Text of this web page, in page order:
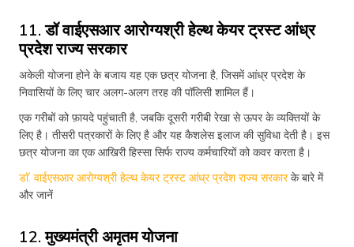
11. डॉ वाईएसआर आरोग्यश्री हेल्थ केयर ट्रस्ट आंध्र
प्रदेश राज्य सरकार
अकेली योजना होने के बजाय यह एक छत्र योजना है, जिसमें आंध्र प्रदेश के
निवासियों के लिए चार अलग-अलग तरह की पॉलिसी शामिल हैं।
एक गरीबों को फ़ायदे पहुंचाती है, जबकि दूसरी गरीबी रेखा से ऊपर के व्यक्तियों के
लिए है। तीसरी पत्रकारों के लिए है और यह कैशलेस इलाज की सुविधा देती है। इस
छत्र योजना का एक आखिरी हिस्सा सिर्फ राज्य कर्मचारियों को कवर करता है।
डाॅ. वाईएसआर आरोग्यश्री हेल्थ केयर ट्रस्ट आंध्र प्रदेश राज्य सरकारके बारे में
और जानें
12. मुख्यमंत्री अमृतम योजना